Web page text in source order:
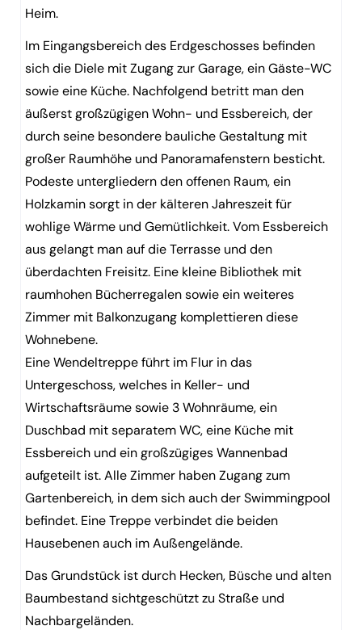
Heim.
Im Eingangsbereich des Erdgeschosses befinden
sich die Diele mit Zugang zur Garage, ein Gäste-WC
sowie eine Küche. Nachfolgend betritt man den
äußerst großzügigen Wohn- und Essbereich, der
durch seine besondere bauliche Gestaltung mit
großer Raumhöhe und Panoramafenstern besticht.
Podeste untergliedern den offenen Raum, ein
Holzkamin sorgt in der kälteren Jahreszeit für
wohlige Wärme und Gemütlichkeit. Vom Essbereich
aus gelangt man auf die Terrasse und den
überdachten Freisitz. Eine kleine Bibliothek mit
raumhohen Bücherregalen sowie ein weiteres
Zimmer mit Balkonzugang komplettieren diese
Wohnebene.
Eine Wendeltreppe führt im Flur in das
Untergeschoss, welches in Keller- und
Wirtschaftsräume sowie 3 Wohnräume, ein
Duschbad mit separatem WC, eine Küche mit
Essbereich und ein großzügiges Wannenbad
aufgeteilt ist. Alle Zimmer haben Zugang zum
Gartenbereich, in dem sich auch der Swimmingpool
befindet. Eine Treppe verbindet die beiden
Hausebenen auch im Außengelände.
Das Grundstück ist durch Hecken, Büsche und alten
Baumbestand sichtgeschützt zu Straße und
Nachbargeländen.